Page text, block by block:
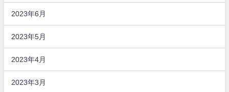
2023年6月
2023年5月
2023年4月
2023年3月